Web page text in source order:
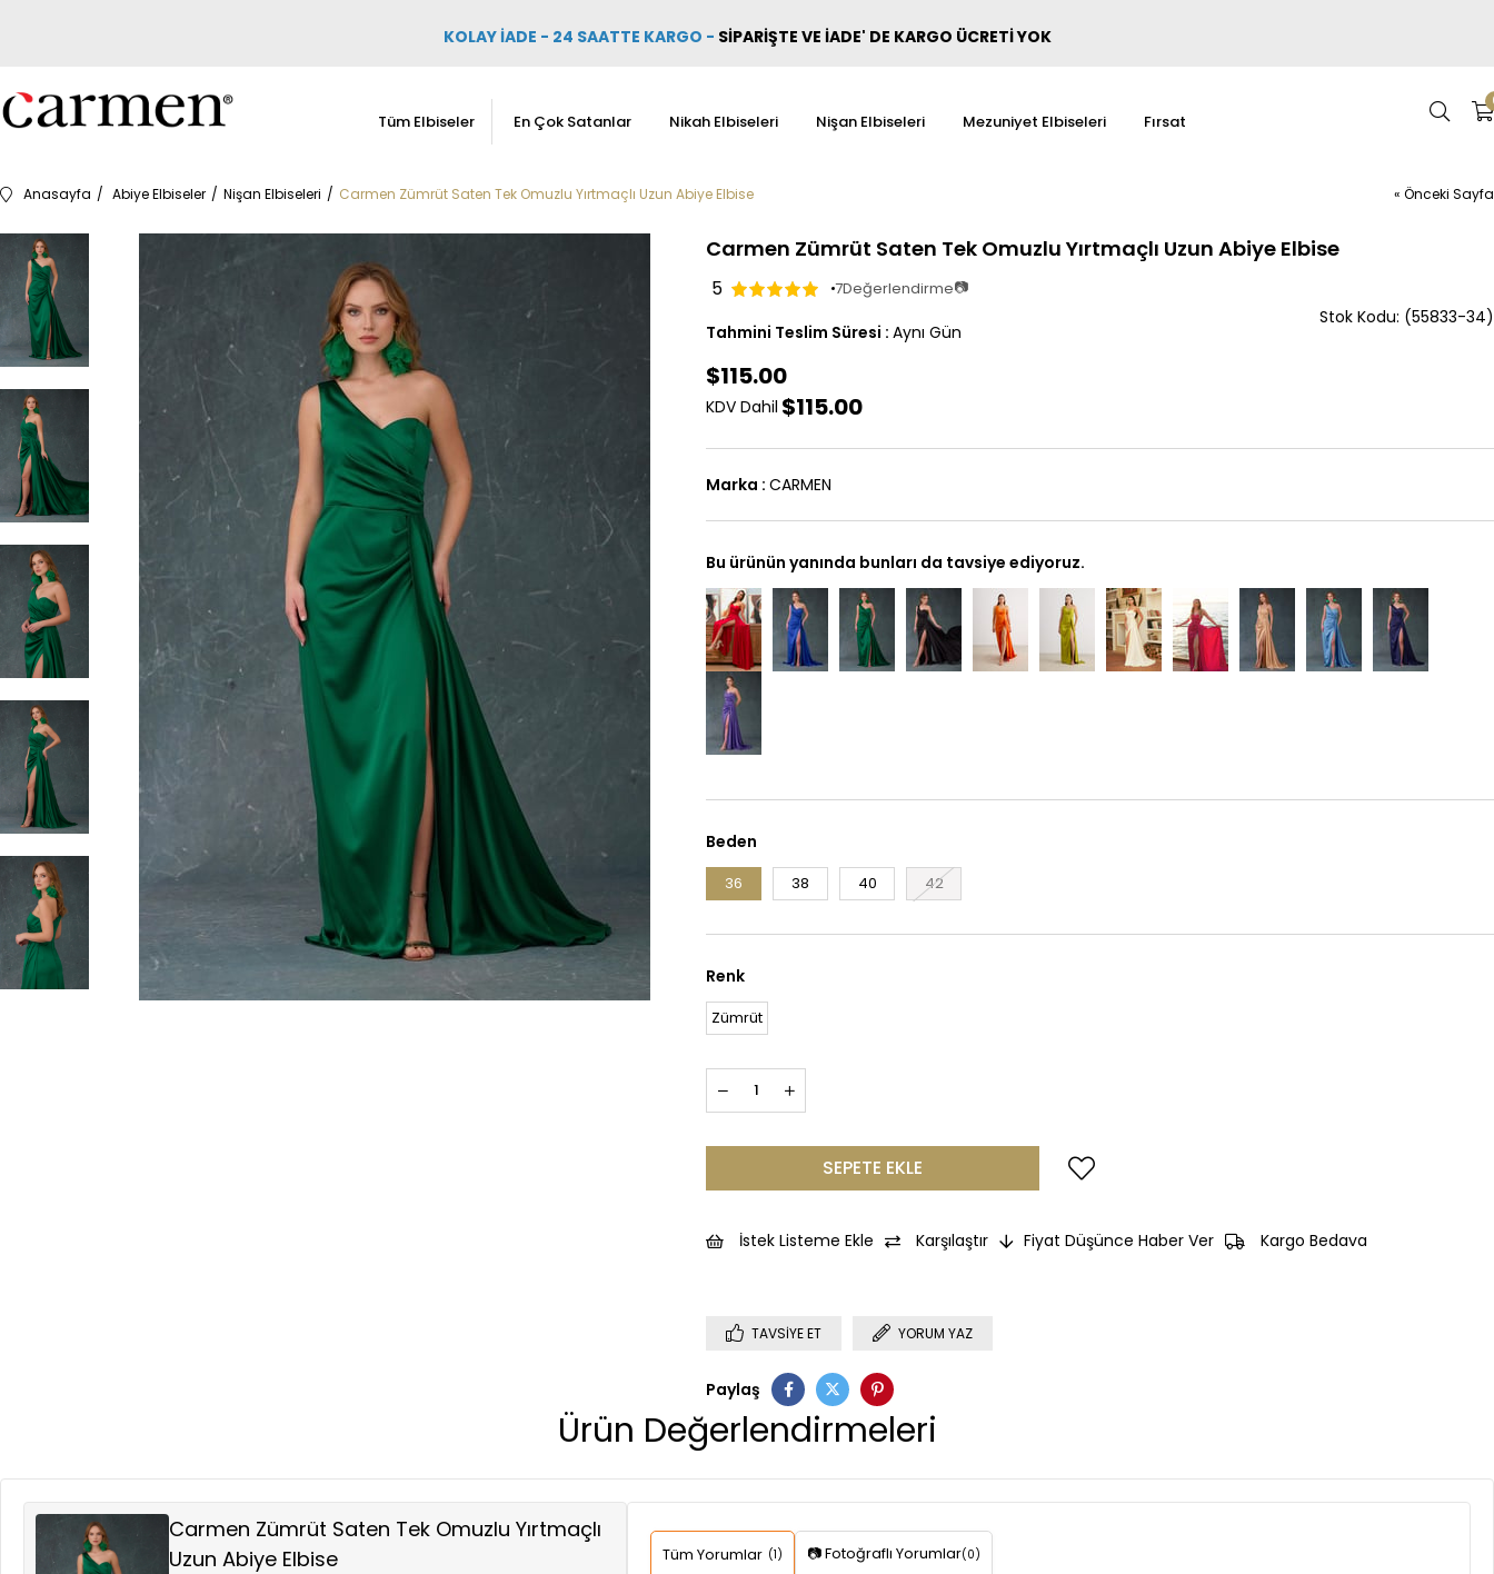
KOLAY İADE - 24 SAATTE KARGO - SİPARİŞTE VE İADE' DE KARGO ÜCRETİ YOK
Tüm Elbiseler En Çok Satanlar Nikah Elbiseleri Nişan Elbiseleri Mezuniyet Elbiseleri Fırsat
Anasayfa Abiye Elbiseler Nişan Elbiseleri Carmen Zümrüt Saten Tek Omuzlu Yırtmaçlı Uzun Abiye Elbise « Önceki Sayfa
Carmen Zümrüt Saten Tek Omuzlu Yırtmaçlı Uzun Abiye Elbise
5 7Değerlendirme📷
(55833-34)
Tahmini Teslim Süresi : Aynı Gün
$115.00
KDV Dahil $115.00
Marka : CARMEN
Bu ürünün yanında bunları da tavsiye ediyoruz.
Beden
36 38 40 42
Renk
Zümrüt
İstek Listeme Ekle Karşılaştır Fiyat Düşünce Haber Ver Kargo Bedava
TAVSIYE ET YORUM YAZ
Paylaş
Ürün Değerlendirmeleri
Carmen Zümrüt Saten Tek Omuzlu Yırtmaçlı
Uzun Abiye Elbise
Tüm Yorumlar (1) 📷 Fotoğraflı Yorumlar(0)